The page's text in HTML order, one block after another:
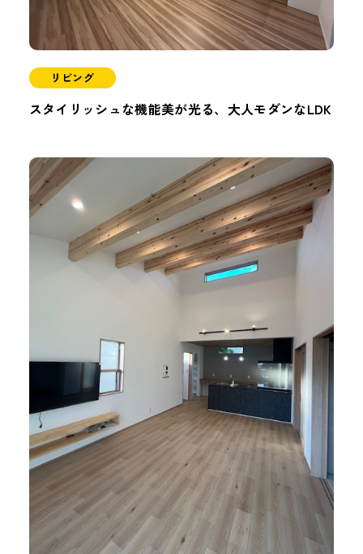
リビング
スタイリッシュな機能美が光る、大人モダンなLDK